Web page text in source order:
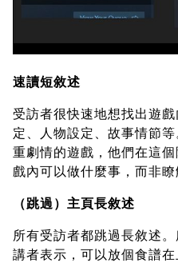
速讀短敘述
受訪者很快速地想找出遊
定、人物設定、故事情節
重劇情的遊戲，他們在這
戲內可以做什麼事，而非瞭
（跳過）主頁長敘述
所有受訪者都跳過長敘述
講者表示，可以放個食譜在